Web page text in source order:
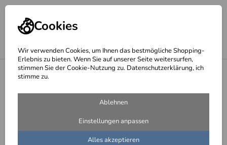
Cookies
Wir verwenden Cookies, um Ihnen das bestmögliche Shopping-
Erlebnis zu bieten. Wenn Sie auf unserer Seite weitersurfen,
stimmen Sie der Cookie-Nutzung zu. Datenschutzerklärung, ich
stimme zu.
Ablehnen
Einstellungen anpassen
Alles akzeptieren
Startseite
Seite 9 - Sonderangebote
afrikanische Kunst - Top Deal